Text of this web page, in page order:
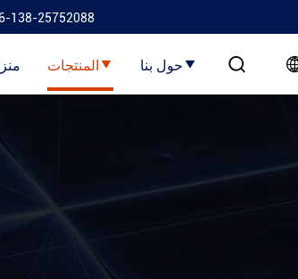
138-25752088
المنتجات حول بنا